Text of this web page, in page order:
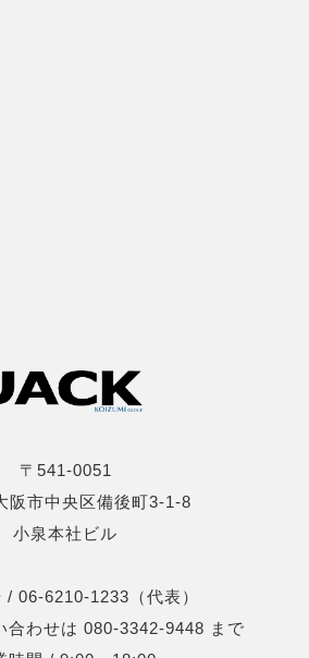
〒541-0051
阪市中央区備後町3-1-8
小泉本社ビル
/ 06-6210-1233（代表）
合わせは 080-3342-9448 まで